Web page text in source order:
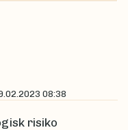
08:38
risiko